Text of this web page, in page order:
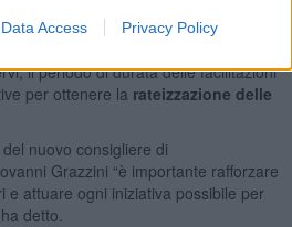
Data Access Privacy Policy
prima possibile nel corso del
il periodo di durata delle facilitazioni
per ottenere la rateizzazione delle
nuovo consigliere di
Grazzini “è importante rafforzare
e attuare ogni iniziativa possibile per
detto.